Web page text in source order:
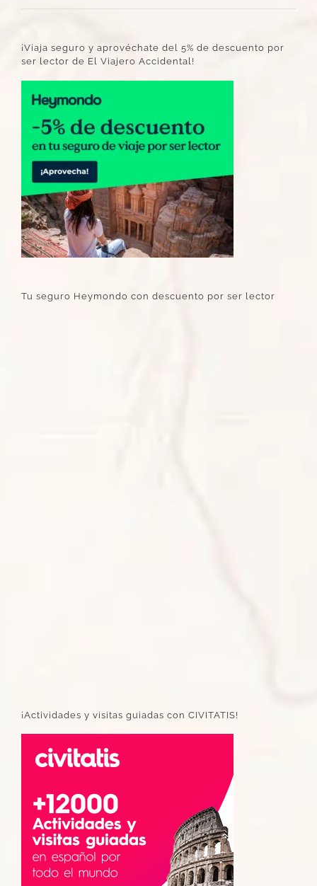
¡Viaja seguro y aprovéchate del 5% de descuento por
ser lector de El Viajero Accidental!
Tu seguro Heymondo con descuento por ser lector
¡Actividades y visitas guiadas con CIVITATIS!